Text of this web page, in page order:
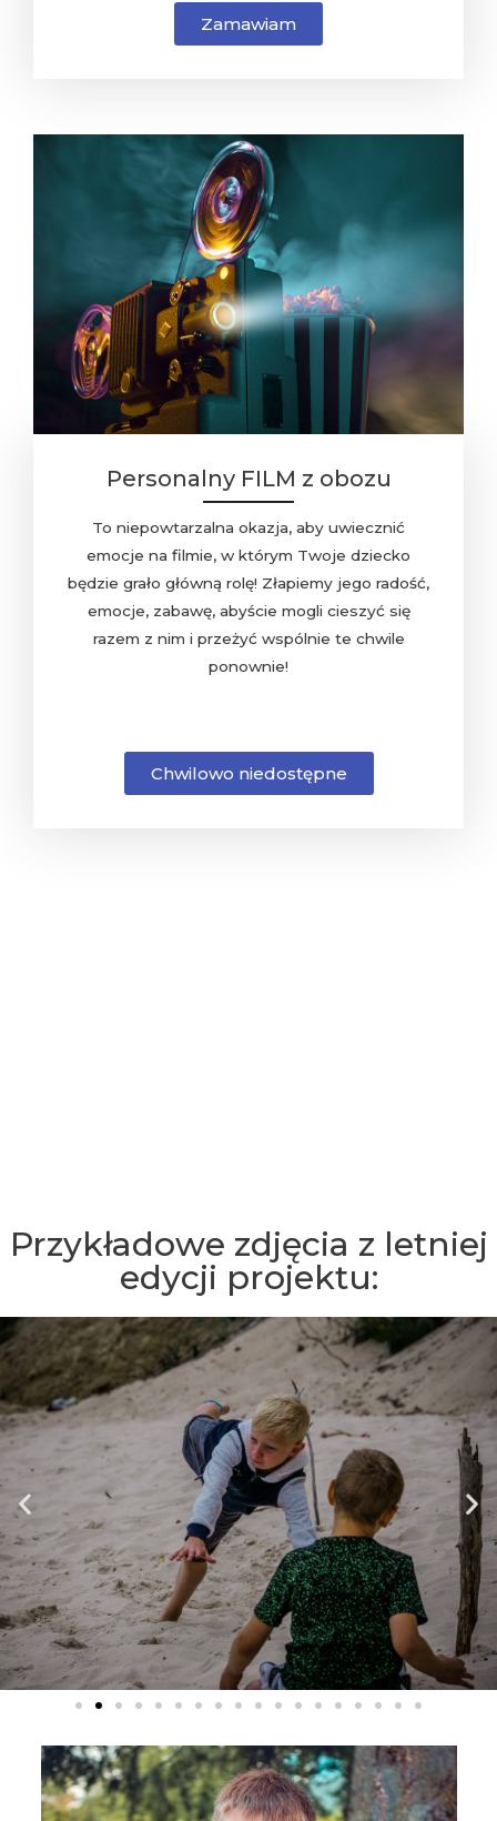
Zamawiam
Personalny FILM z obozu
To niepowtarzalna okazja, aby uwiecznić
emocje na filmie, w którym Twoje dziecko
będzie grało główną rolę! Złapiemy jego radość,
emocje, zabawę, abyście mogli cieszyć się
razem z nim i przeżyć wspólnie te chwile
ponownie!
Chwilowo niedostępne
Przykładowe zdjęcia z letniej
edycji projektu: